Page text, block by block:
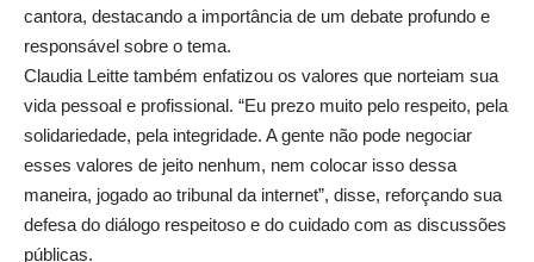
cantora, destacando a importância de um debate profundo e
responsável sobre o tema.
Claudia Leitte também enfatizou os valores que norteiam sua
vida pessoal e profissional. “Eu prezo muito pelo respeito, pela
solidariedade, pela integridade. A gente não pode negociar
esses valores de jeito nenhum, nem colocar isso dessa
maneira, jogado ao tribunal da internet”, disse, reforçando sua
defesa do diálogo respeitoso e do cuidado com as discussões
públicas.